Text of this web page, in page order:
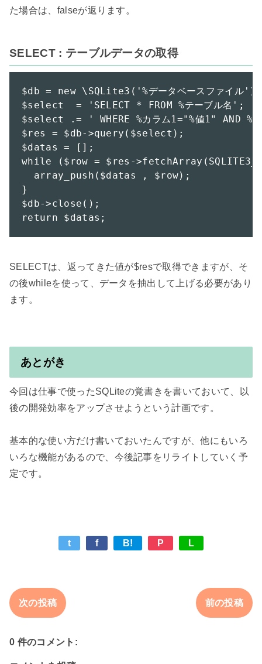
た場合は、falseが返ります。
SELECT : テーブルデータの取得
$db = new \SQLite3('%データベースファイル');
$select  = 'SELECT * FROM %テーブル名';
$select .= ' WHERE %カラム1="%値1" AND %
$res = $db->query($select);
$datas = [];
while ($row = $res-
  array_push($datas , $row);
}
$db->close();
return $datas;
SELECTは、返ってきた値が$resで取得できますが、そ
の後whileを使って、データを抽出して上げる必要があり
ます。
あとがき
今回は仕事で使ったSQLiteの覚書きを書いておいて、以
後の開発効率をアップさせようという計画です。
基本的な使い方だけ書いておいたんですが、他にもいろ
いろな機能があるので、今後記事をリライトしていく予
t f B! P L
次の投稿 前の投稿
0 件のコメント: